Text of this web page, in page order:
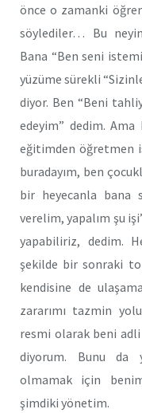
önce o zamanki
söylediler… Bu neyin
Bana “Ben seni
yüzüme sürekli
diyor. Ben “Beni
edeyim” dedim. Ama
eğitimden öğretmen
buradayım, ben
bir heyecanla bana
verelim, yapalım şu
yapabiliriz, dedim.
şekilde bir sonraki
kendisine de
zararımı tazmin
resmi olarak beni
diyorum. Bunu da
olmamak için
şimdiki yönetim.